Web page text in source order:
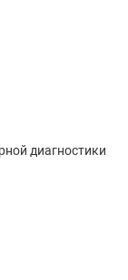
диагностики